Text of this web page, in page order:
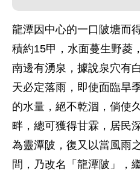
龍潭因中心的一口陂塘而
積約15甲，水面蔓生野菱
南邊有湧泉，據說泉穴有
天必定落雨，即使面臨旱
的水量，絕不乾涸，倘使
畔，總可獲得甘霖，居民
為靈潭陂，復又以當風雨
間，乃改名「龍潭陂」，